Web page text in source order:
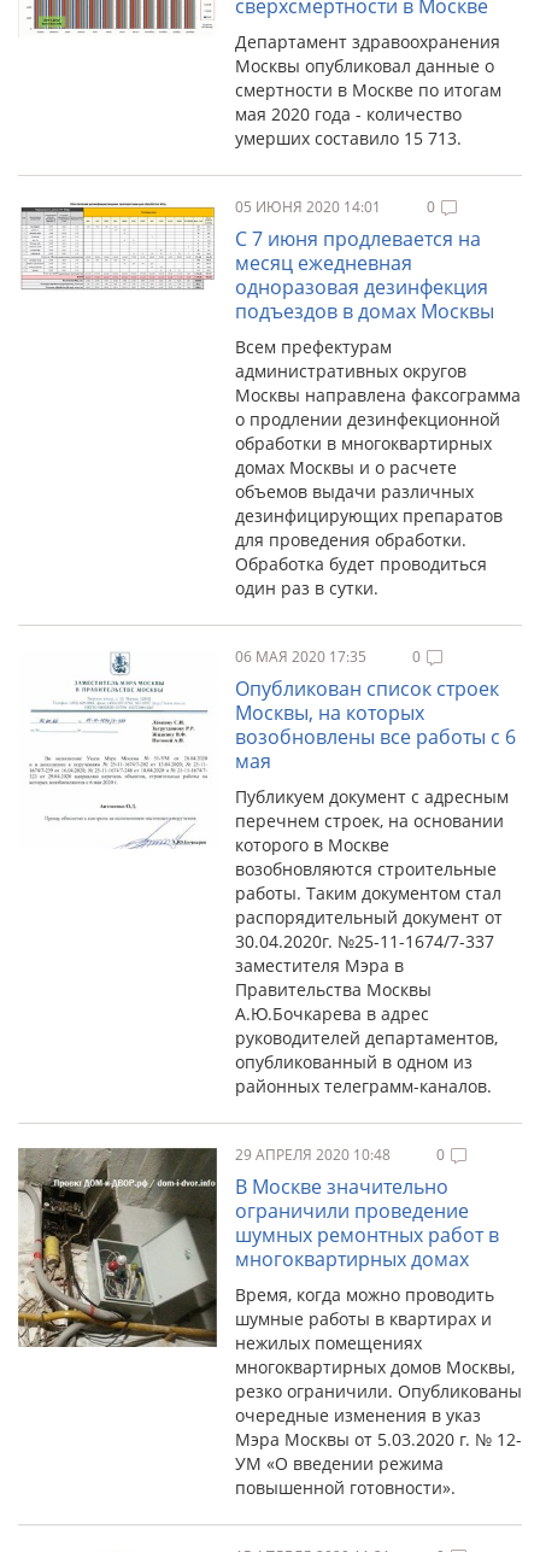
сверхсмертности в Москве
Департамент здравоохранения
Москвы опубликовал данные о
смертности в Москве по итогам
мая 2020 года - количество
умерших составило 15 713.
05 ИЮНЯ 2020 14:01 0
С 7 июня продлевается на
месяц ежедневная
одноразовая дезинфекция
подъездов в домах Москвы
Всем префектурам
административных округов
Москвы направлена факсограмма
о продлении дезинфекционной
обработки в многоквартирных
домах Москвы и о расчете
объемов выдачи различных
дезинфицирующих препаратов
для проведения обработки.
Обработка будет проводиться
один раз в сутки.
06 МАЯ 2020 17:35 0
Опубликован список строек
Москвы, на которых
возобновлены все работы с 6
мая
Публикуем документ с адресным
перечнем строек, на основании
которого в Москве
возобновляются строительные
работы. Таким документом стал
распорядительный документ от
30.04.2020г. №25-11-1674/7-337
заместителя Мэра в
Правительства Москвы
А.Ю.Бочкарева в адрес
руководителей департаментов,
опубликованный в одном из
районных телеграмм-каналов.
29 АПРЕЛЯ 2020 10:48 0
В Москве значительно
ограничили проведение
шумных ремонтных работ в
многоквартирных домах
Время, когда можно проводить
шумные работы в квартирах и
нежилых помещениях
многоквартирных домов Москвы,
резко ограничили. Опубликованы
очередные изменения в указ
Мэра Москвы от 5.03.2020 г. № 12-
УМ «О введении режима
повышенной готовности».